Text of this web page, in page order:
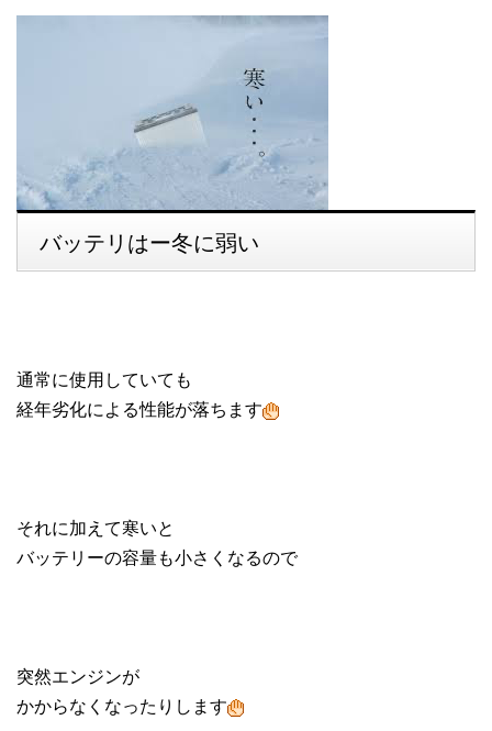
バッテリはー冬に弱い
通常に使用していても
経年劣化による性能が落ちます
それに加えて寒いと
バッテリーの容量も小さくなるので
突然エンジンが
かからなくなったりします